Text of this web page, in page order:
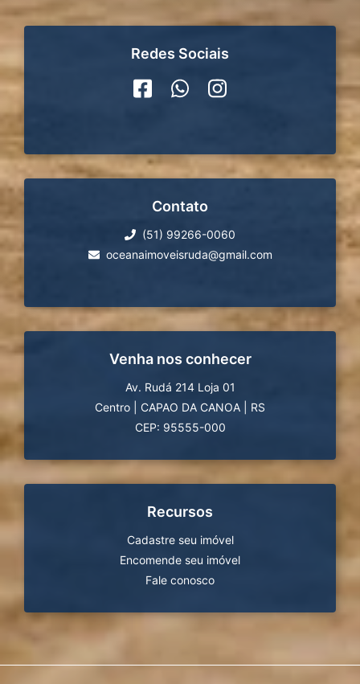
Redes Sociais
Contato
(51) 99266-0060
oceanaimoveisruda@gmail.com
Venha nos conhecer
Av. Rudá 214 Loja 01
Centro
CAPAO DA CANOA
RS
CEP: 95555-000
Recursos
Cadastre seu imóvel
Encomende seu imóvel
Fale conosco